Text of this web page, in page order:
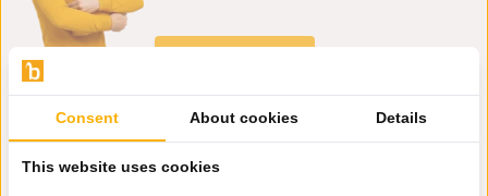
klantenservice@bazaaronline.nl
Consent About cookies Details
This website uses cookies